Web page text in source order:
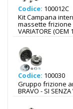
Codice: 100012C
Kit Campana
massette frizione -
VARIATORE (OEM
Codice: 100030
Gruppo frizione
BRAVO - SI